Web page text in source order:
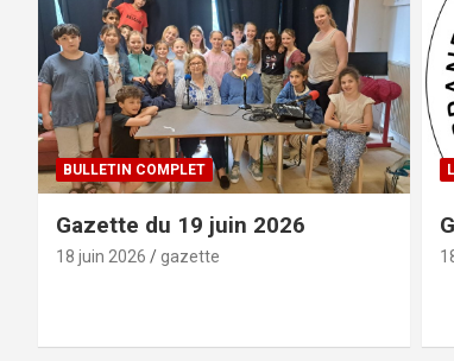
BULLETIN COMPLET
Gazette du 19 juin 2026
18 juin 2026 gazette